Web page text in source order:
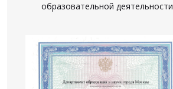
образовательной деятельности